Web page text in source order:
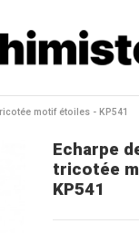
motif étoiles - KP541
Echarpe
tricotée
KP541